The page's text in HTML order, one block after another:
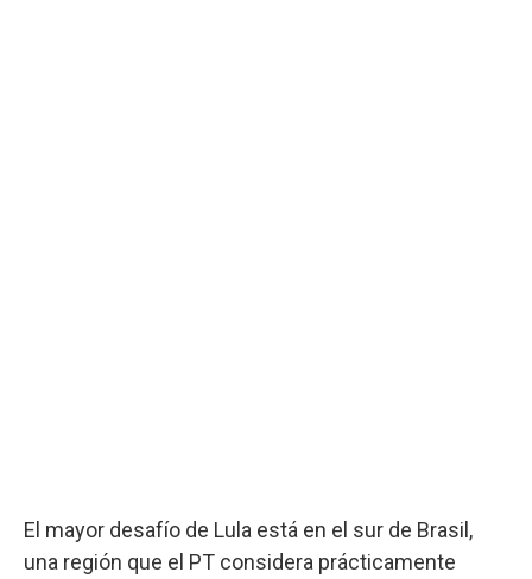
El mayor desafío de Lula está en el sur de Brasil,
una región que el PT considera prácticamente